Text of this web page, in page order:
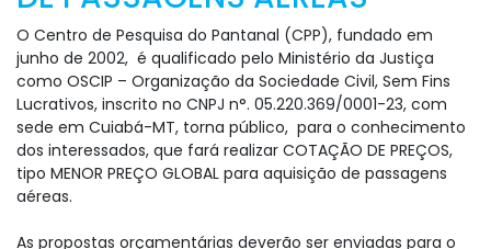
O Centro de Pesquisa do Pantanal (CPP), fundado em
junho de 2002, é qualificado pelo Ministério da Justiça
como OSCIP – Organização da Sociedade Civil, Sem Fins
Lucrativos, inscrito no CNPJ n°. 05.220.369/0001-23, com
sede em Cuiabá-MT, torna público, para o conhecimento
dos interessados, que fará realizar COTAÇÃO DE PREÇOS,
tipo MENOR PREÇO GLOBAL para aquisição de passagens
aéreas.
As propostas orçamentárias deverão ser enviadas para o